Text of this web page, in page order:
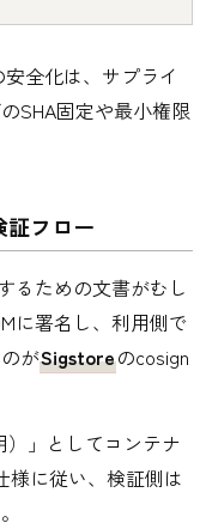
全化は、サプライ
SHA固定や最小権限
証フロー
るための文書がむし
に署名し、利用側で
がSigstoreのcosign
」としてコンテナ
様に従い、検証側は